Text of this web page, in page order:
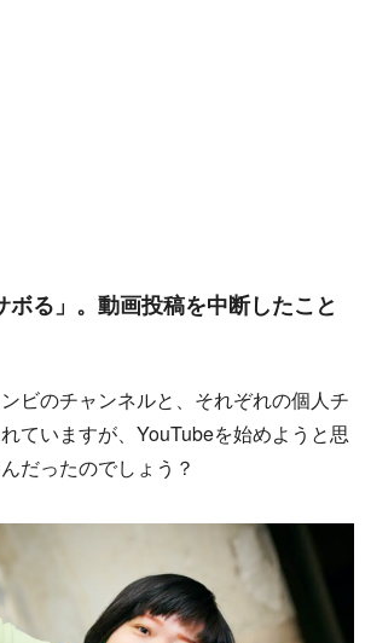
ボる」。動画投稿を中断したこと
ビのチャンネルと、それぞれの個人チ
ていますが、YouTubeを始めようと思
だったのでしょう？